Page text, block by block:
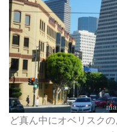
ど真ん中にオベリスク